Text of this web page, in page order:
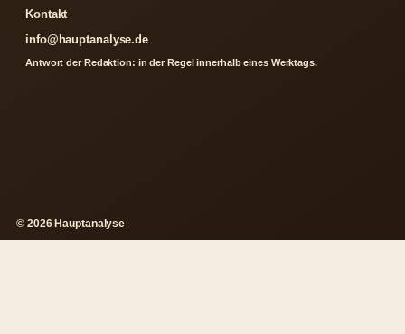
Kontakt
info@hauptanalyse.de
Antwort der Redaktion: in der Regel innerhalb eines Werktags.
© 2026 Hauptanalyse